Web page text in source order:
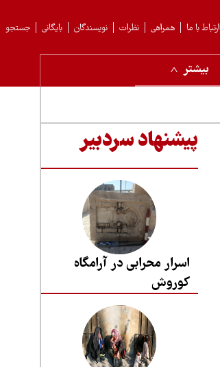
جستجو بایگانی نویسندگان نظرات همراهی ارتباط با ما
بیشتر
پیشنهاد سردبیر
اسرار محرابی در آرامگاه
کوروش